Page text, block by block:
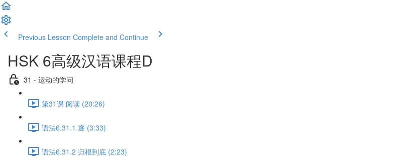
Previous Lesson Complete and Continue
HSK 6高级汉语课程D
31 - 运动的学问
第31课 阅读 (20:26)
语法6.31.1 逐 (3:33)
语法6.31.2 归根到底 (2:23)